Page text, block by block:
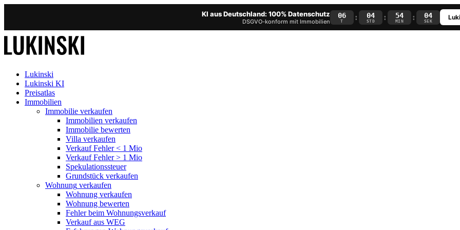
KI aus Deutschland: 100% Datenschutz
DSGVO-konform mit Immobilien
06
T : 04
STD : 54
MIN : 03
SEK
Lukinski
Lukinski KI
Preisatlas
Immobilien
Immobilie verkaufen
Immobilien verkaufen
Immobilie bewerten
Villa verkaufen
Verkauf Fehler < 1 Mio
Verkauf Fehler > 1 Mio
Spekulationssteuer
Grundstück verkaufen
Wohnung verkaufen
Wohnung verkaufen
Wohnung bewerten
Fehler beim Wohnungsverkauf
Verkauf aus WEG